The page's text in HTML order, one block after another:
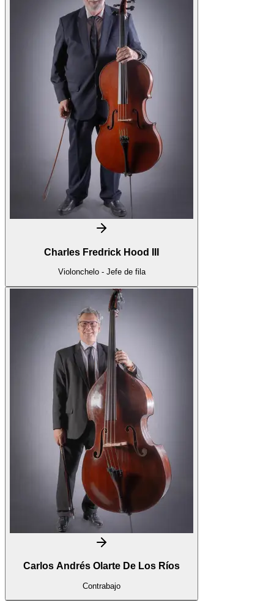
Charles Fredrick Hood III
Violonchelo - Jefe de fila
Carlos Andrés Olarte De Los Ríos
Contrabajo